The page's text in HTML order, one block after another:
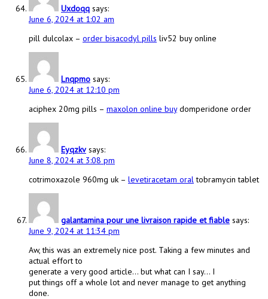
Uxdoqq says:
June 6, 2024 at 1:02 am
pill dulcolax – order bisacodyl pills liv52 buy online
Lnqpmo says:
June 6, 2024 at 12:10 pm
aciphex 20mg pills – maxolon online buydomperidone order
Eyqzkv says:
June 8, 2024 at 3:08 pm
cotrimoxazole 960mg uk – levetiracetam oraltobramycin tablet
galantamina pour une livraison rapide et fiable says:
June 9, 2024 at 11:34 pm
Aw, this was an extremely nice post. Taking a few minutes and
actual effort to
generate a very good article… but what can I say… I
put things off a whole lot and never manage to get anything
done.